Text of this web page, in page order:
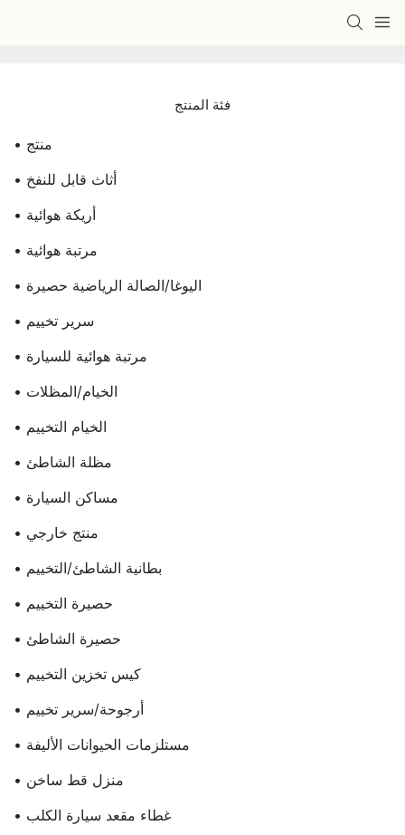
فئة المنتج
• منتج
• أثاث قابل للنفخ
• أريكة هوائية
• مرتبة هوائية
• اليوغا/الصالة الرياضية حصيرة
• سرير تخييم
• مرتبة هوائية للسيارة
• الخيام/المظلات
• الخيام التخييم
• مظلة الشاطئ
• مساكن السيارة
• منتج خارجي
• بطانية الشاطئ/التخييم
• حصيرة التخييم
• حصيرة الشاطئ
• كيس تخزين التخييم
• أرجوحة/سرير تخييم
• مستلزمات الحيوانات الأليفة
• منزل قط ساخن
• غطاء مقعد سيارة الكلب